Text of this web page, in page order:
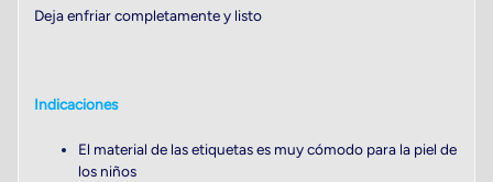
Deja enfriar completamente y listo
Indicaciones
El material de las etiquetas es muy cómodo para la piel de
los niños